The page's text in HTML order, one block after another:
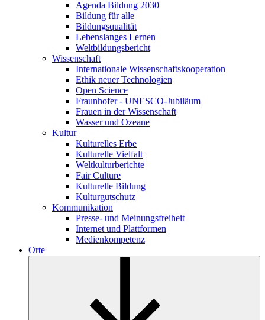
Agenda Bildung 2030
Bildung für alle
Bildungsqualität
Lebenslanges Lernen
Weltbildungsbericht
Wissenschaft
Internationale Wissenschaftskooperation
Ethik neuer Technologien
Open Science
Fraunhofer - UNESCO-Jubiläum
Frauen in der Wissenschaft
Wasser und Ozeane
Kultur
Kulturelles Erbe
Kulturelle Vielfalt
Weltkulturberichte
Fair Culture
Kulturelle Bildung
Kulturgutschutz
Kommunikation
Presse- und Meinungsfreiheit
Internet und Plattformen
Medienkompetenz
Orte